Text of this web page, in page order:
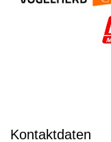
Kontaktdaten